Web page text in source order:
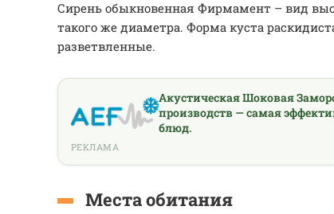
Сирень обыкновенная Фирмамент – вид
такого же диаметра. Форма куста
разветвленные.
Акустическая Шоковая
производств — самая
блюд.
РЕКЛАМА
Места обитания